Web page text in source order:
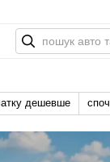
дешевше